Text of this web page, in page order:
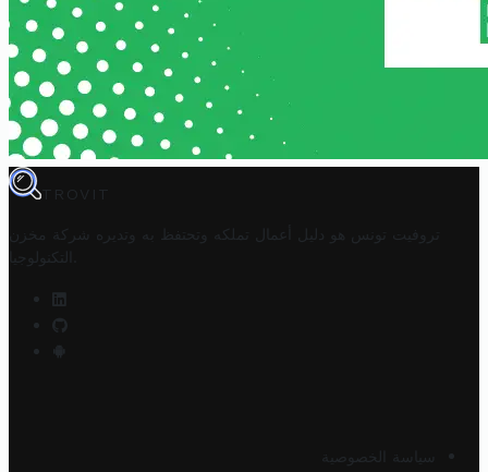
TROVIT
تروفيت تونس هو دليل أعمال تملكه وتحتفظ به وتديره
شركة مخزن
التكنولوجيا
سياسة الخصوصية